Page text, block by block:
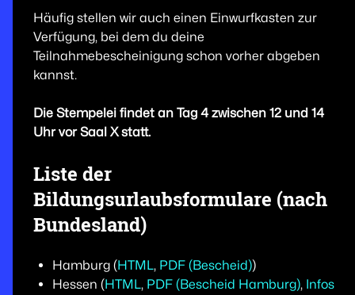
Häufig stellen wir auch einen Einwurfkasten zur
Verfügung, bei dem du deine
Teilnahmebescheinigung schon vorher abgeben
kannst.
Die Stempelei findet an Tag 4 zwischen 12 und 14
Uhr vor Saal X statt.
Liste der
Bildungsurlaubsformulare (nach
Bundesland)
Hamburg (HTML, PDF (Bescheid))
Hessen (HTML, PDF (Bescheid Hamburg), Infos